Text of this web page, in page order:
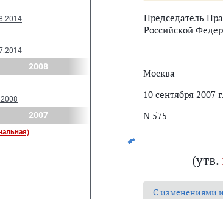
2008
2007
Председатель
Российской
Москва
10 сентября 2007 г.
N 575
(утв.
С изменениями